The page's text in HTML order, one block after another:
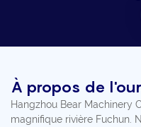
À propos de
Hangzhou Bear Machinery
magnifique rivière Fuchun.